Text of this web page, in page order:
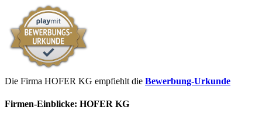
Die Firma HOFER KG empfiehlt die Bewerbung-Urkunde
Firmen-Einblicke: HOFER KG